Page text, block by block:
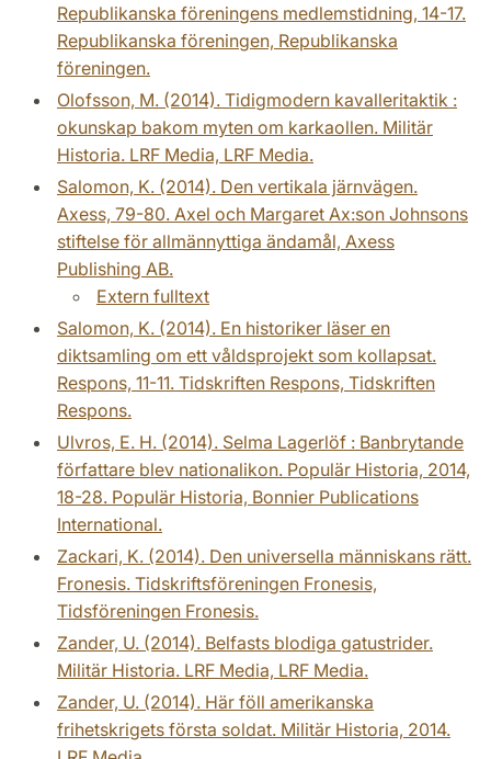
Republikanska föreningens medlemstidning, 14-17.
Republikanska föreningen, Republikanska
föreningen.
Olofsson, M. (2014). Tidigmodern kavalleritaktik :
okunskap bakom myten om karkaollen. Militär
Historia. LRF Media, LRF Media.
Salomon, K. (2014). Den vertikala järnvägen.
Axess, 79-80. Axel och Margaret Ax:son Johnsons
stiftelse för allmännyttiga ändamål, Axess
Publishing AB.
Extern fulltext
Salomon, K. (2014). En historiker läser en
diktsamling om ett våldsprojekt som kollapsat.
Respons, 11-11. Tidskriften Respons, Tidskriften
Respons.
Ulvros, E. H. (2014). Selma Lagerlöf : Banbrytande
författare blev nationalikon. Populär Historia, 2014,
18-28. Populär Historia, Bonnier Publications
International.
Zackari, K. (2014). Den universella människans rätt.
Fronesis. Tidskriftsföreningen Fronesis,
Tidsföreningen Fronesis.
Zander, U. (2014). Belfasts blodiga gatustrider.
Militär Historia. LRF Media, LRF Media.
Zander, U. (2014). Här föll amerikanska
frihetskrigets första soldat. Militär Historia, 2014.